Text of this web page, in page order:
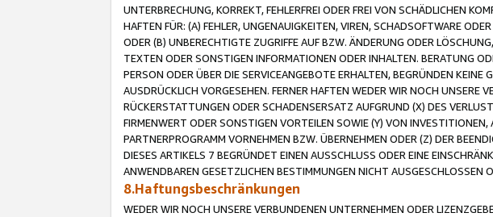
UNTERBRECHUNG, KORREKT, FEHLERFREI ODER FREI VON SCHÄDLICHEN
HAFTEN FÜR: (A) FEHLER, UNGENAUIGKEITEN, VIREN, SCHADSOFTWARE
ODER (B) UNBERECHTIGTE ZUGRIFFE AUF BZW. ÄNDERUNG ODER
TEXTEN ODER SONSTIGEN INFORMATIONEN ODER INHALTEN. BERATUNG
PERSON ODER ÜBER DIE SERVICEANGEBOTE ERHALTEN, BEGRÜNDEN
AUSDRÜCKLICH VORGESEHEN. FERNER HAFTEN WEDER WIR NOCH
RÜCKERSTATTUNGEN ODER SCHADENSERSATZ AUFGRUND (X) DES
FIRMENWERT ODER SONSTIGEN VORTEILEN SOWIE (Y) VON
PARTNERPROGRAMM VORNEHMEN BZW. ÜBERNEHMEN ODER (Z) DER
DIESES ARTIKELS 7 BEGRÜNDET EINEN AUSSCHLUSS ODER EINE
ANWENDBAREN GESETZLICHEN BESTIMMUNGEN NICHT AUSGESCHLOSSEN
8.Haftungsbeschränkungen
WEDER WIR NOCH UNSERE VERBUNDENEN UNTERNEHMEN ODER